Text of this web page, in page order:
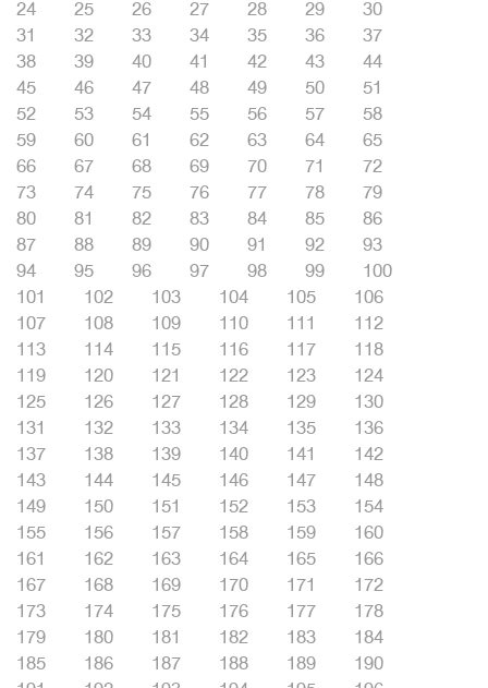
24
25 26 27 28 29
30
31
32 33 34 35 36
37
38
39 40 41 42 43
44
45
46 47 48 49 50
51
52
53 54 55 56 57
58
59
60 61 62 63 64
65
66
67 68 69 70 71
72
73
74 75 76 77 78
79
80
81 82 83 84 85
86
87
88 89 90 91 92
93
94
95 96 97 98 99
100
101
102 103 104 105
106
107
108 109 110 111
112
113
114 115 116 117
118
119
120 121 122 123
124
125
126 127 128 129
130
131
132 133 134 135
136
137
138 139 140 141
142
143
144 145 146 147
148
149
150 151 152 153
154
155
156 157 158 159
160
161
162 163 164 165
166
167
168 169 170 171
172
173
174 175 176 177
178
179
180 181 182 183
184
185
186 187 188 189
190